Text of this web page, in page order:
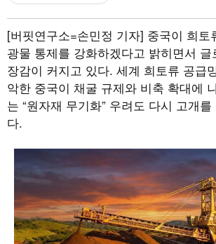
[버핏연구소=손민정 기자] 중국이 희토
광물 통제를 강화하겠다고 밝히면서
장감이 커지고 있다. 세계 희토류 공급
악한 중국이 채굴 규제와 비축 확대에
는 “원자재 무기화” 우려도 다시 고개
다.